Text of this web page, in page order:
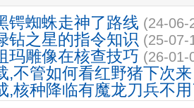
锷蜘蛛走神了路线 (24-06-
钻之星的指令知识 (25-07-
玛雕像在核查技巧 (26-01-
,不管如何看红野猪下次来
,核种降临有魔龙刀兵不